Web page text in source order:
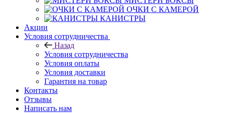
ОЧКИ С КАМЕРОЙ
КАНИСТРЫ
Акции
Условия сотрудничества
Назад
Условия сотрудничества
Условия оплаты
Условия доставки
Гарантия на товар
Контакты
Отзывы
Написать нам